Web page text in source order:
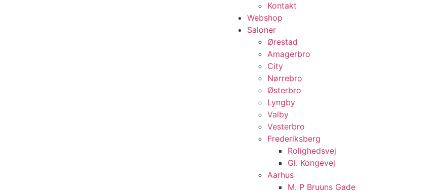
Kontakt
Webshop
Saloner
Ørestad
Amagerbro
City
Nørrebro
Østerbro
Lyngby
Valby
Vesterbro
Frederiksberg
Rolighedsvej
Gl. Kongevej
Aarhus
M. P Bruuns Gade